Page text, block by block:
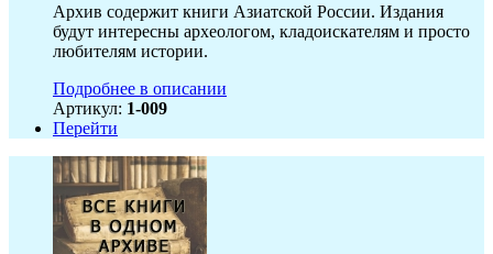
Архив содержит книги Азиатской России. Издания
будут интересны археологом, кладоискателям и просто
любителям истории.
Подробнее в описании
Артикул: 1-009
Перейти